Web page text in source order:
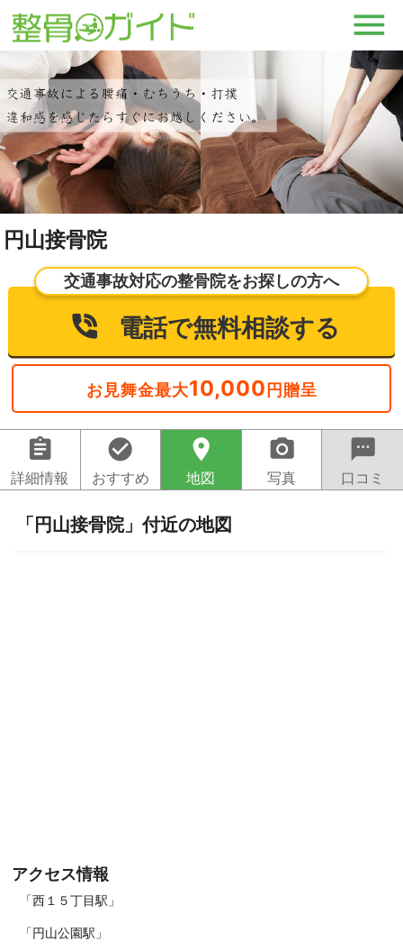
円山接骨院
交通事故対応の整骨院をお探しの方へ
電話で無料相談する
お見舞金最大10,000 円贈呈
assignment
詳細情報
check_circle
おすすめ
location_on
地図
camera_alt
写真
sms
口コミ
「円山接骨院」付近の地図
アクセス情報
「西１５丁目駅」
「円山公園駅」